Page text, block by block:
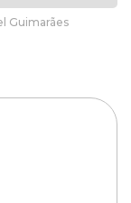
Guimarães